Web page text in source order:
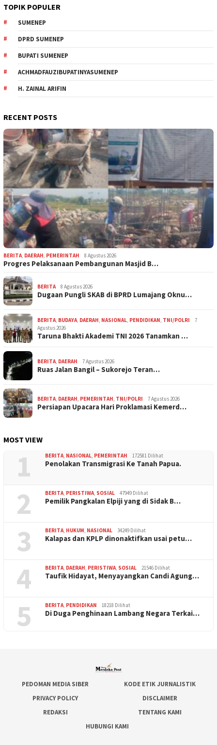
TOPIK POPULER
SUMENEP
DPRD SUMENEP
BUPATI SUMENEP
ACHMADFAUZIBUPATINYASUMENEP
H. ZAINAL ARIFIN
RECENT POSTS
BERITA DAERAH PEMERINTAH 8 Agustus 2026
Progres Pelaksanaan Pembangunan Masjid B…
BERITA 8 Agustus 2026
Dugaan Pungli SKAB di BPRD Lumajang Oknu…
BERITA BUDAYA DAERAH NASIONAL PENDIDIKAN TNI/POLRI
7
Agustus 2026
Taruna Bhakti Akademi TNI 2026 Tanamkan …
BERITA DAERAH 7 Agustus 2026
Ruas Jalan Bangil – Sukorejo Teran…
BERITA DAERAH PEMERINTAH TNI/POLRI 7 Agustus 2026
Persiapan Upacara Hari Proklamasi Kemerd…
MOST VIEW
1 BERITA NASIONAL PEMERINTAH 172581 Dilihat
Penolakan Transmigrasi Ke Tanah Papua.
2 BERITA PERISTIWA SOSIAL 47949 Dilihat
Pemilik Pangkalan Elpiji yang di Sidak B…
3 BERITA HUKUM NASIONAL 34249 Dilihat
Kalapas dan KPLP dinonaktifkan usai petu…
4 BERITA DAERAH PERISTIWA SOSIAL 21546 Dilihat
Taufik Hidayat, Menyayangkan Candi Agung…
5 BERITA PENDIDIKAN 18218 Dilihat
Di Duga Penghinaan Lambang Negara Terkai…
PEDOMAN MEDIA SIBER
KODE ETIK JURNALISTIK
PRIVACY POLICY
DISCLAIMER
REDAKSI
TENTANG KAMI
HUBUNGI KAMI